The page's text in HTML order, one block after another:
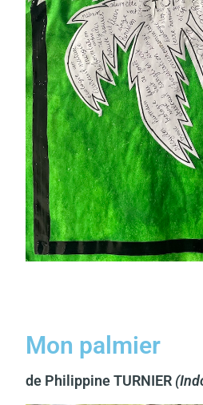
Mon palmier
de Philippine TURNIER